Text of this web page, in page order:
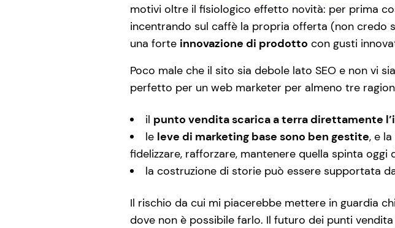
motivi oltre il fisiologico effetto novità: per prima
incentrando sul caffè la propria offerta (non
una forte innovazione di prodotto con gusti
Poco male che il sito sia debole lato SEO e non vi
perfetto per un web marketer per almeno tre
il punto vendita scarica a terra direttamente
le leve di marketing base sono ben gestite, e
fidelizzare, rafforzare, mantenere quella spinta oggi
la costruzione di storie può essere supportata
Il rischio da cui mi piacerebbe mettere in guardia
dove non è possibile farlo. Il futuro dei punti